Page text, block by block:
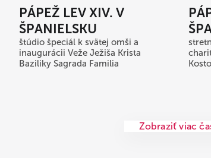
PÁPEŽ LEV XIV. V
ŠPANIELSKU
štúdio špeciál k svätej omši a
inaugurácii Veže Ježiša Krista
Baziliky Sagrada Familia
Zobraziť viac